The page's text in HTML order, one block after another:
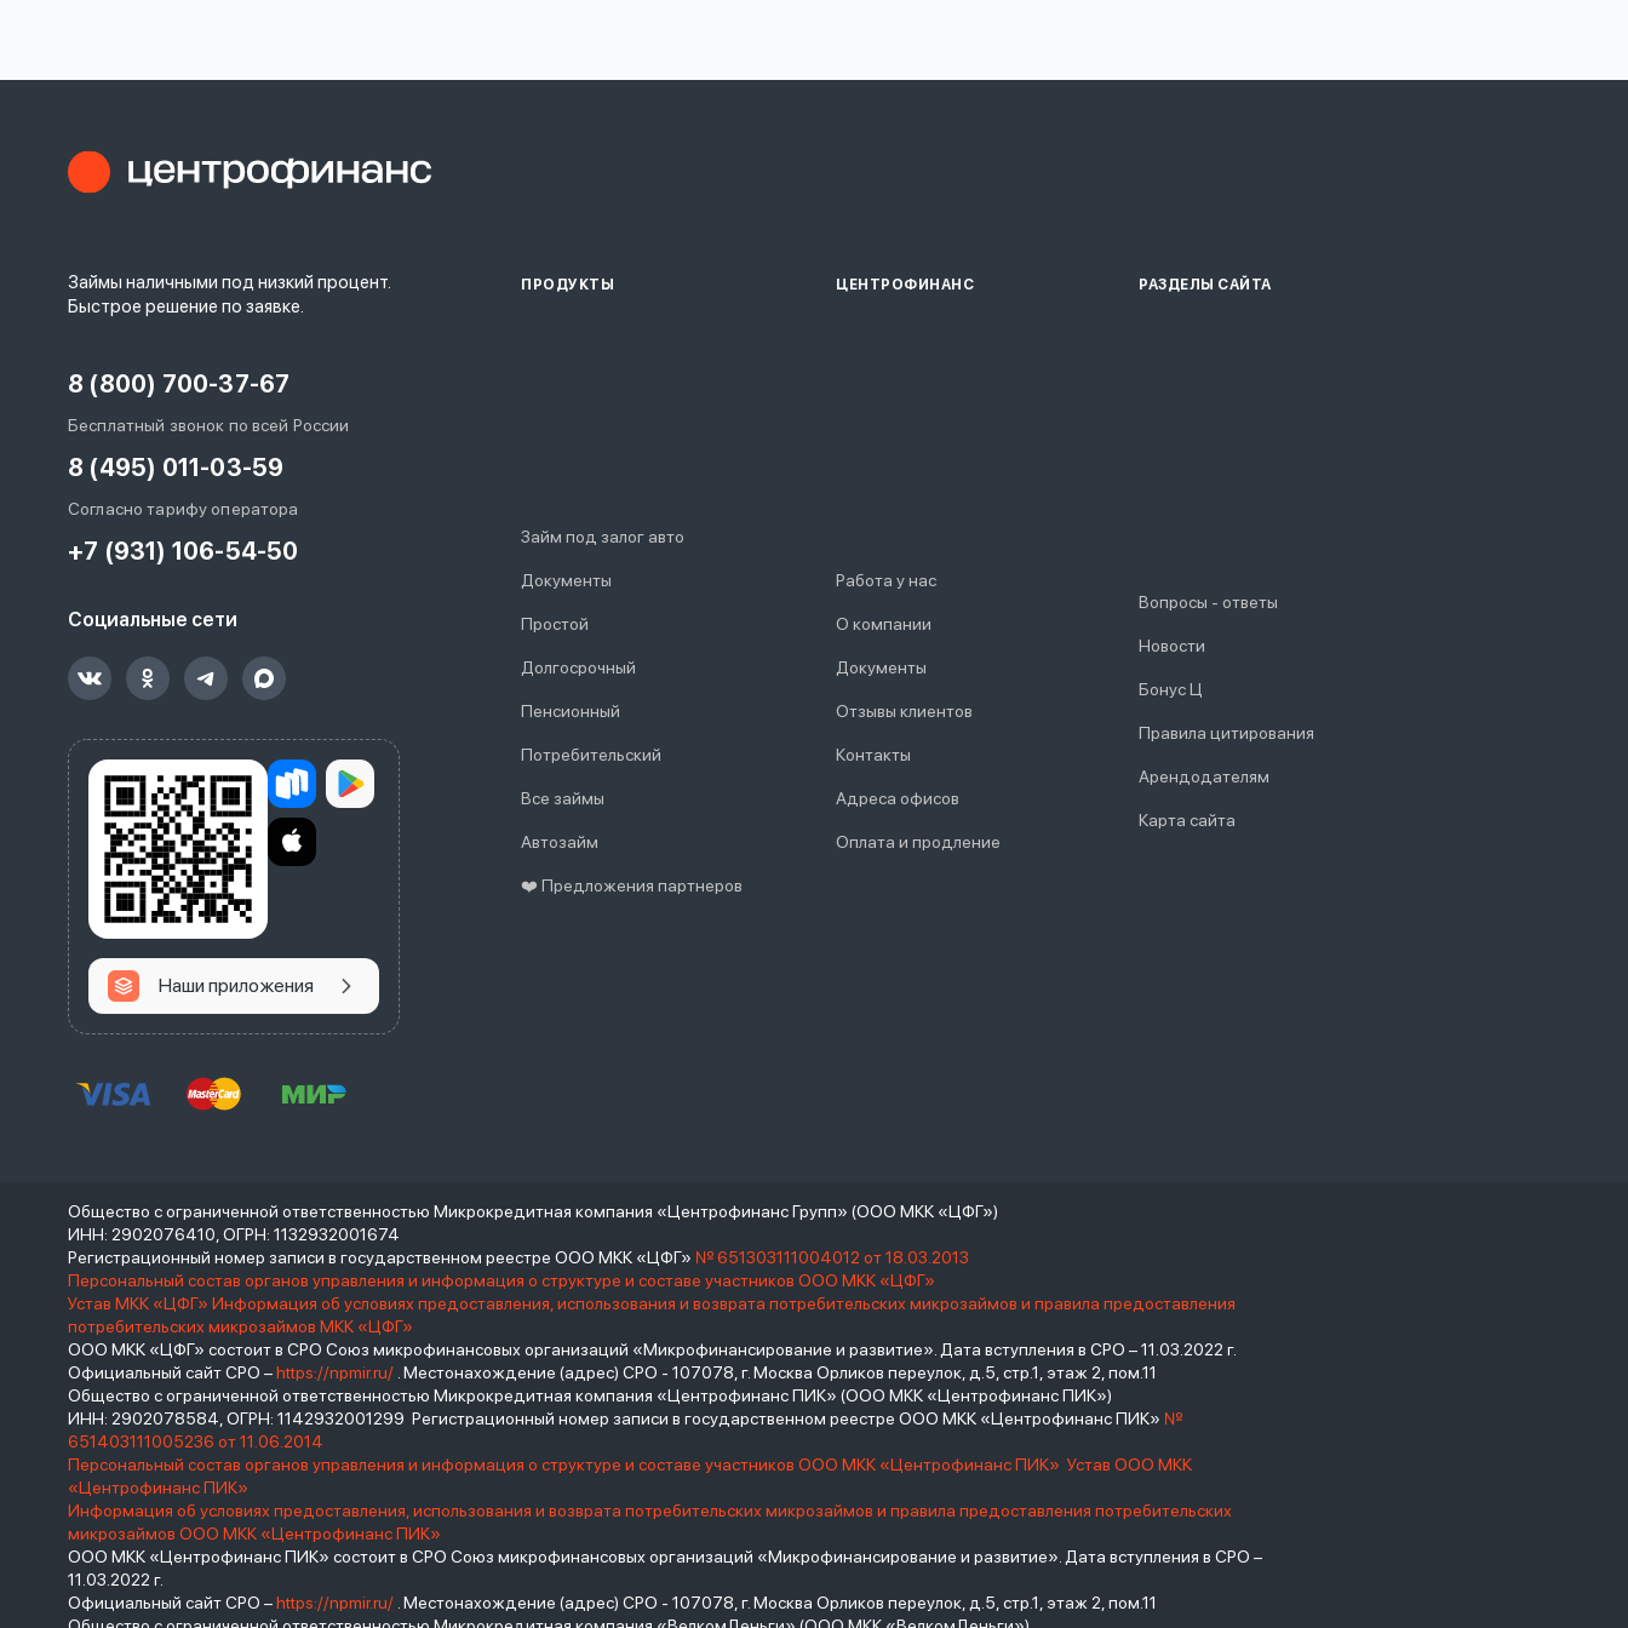
Займы наличными под низкий процент.
Быстрое решение по заявке.
8 (800) 700-37-67
Бесплатный звонок по всей России
8 (495) 011-03-59
Согласно тарифу оператора
+7 (931) 106-54-50
Социальные сети
Наши приложения
ПРОДУКТЫ
Займ под залог авто
Документы
Простой
Долгосрочный
Пенсионный
Потребительский
Все займы
Автозайм
❤️ Предложения партнеров
ЦЕНТРОФИНАНС
Работа у нас
О компании
Документы
Отзывы клиентов
Контакты
Адреса офисов
Оплата и продление
РАЗДЕЛЫ САЙТА
Вопросы - ответы
Новости
Бонус Ц
Правила цитирования
Арендодателям
Карта сайта
Общество с ограниченной ответственностью Микрокредитная компания «Центрофинанс Групп» (ООО МКК «ЦФГ»)
ИНН: 2902076410, ОГРН: 1132932001674
Регистрационный номер записи в государственном реестре ООО МКК «ЦФГ» № 651303111004012 от 18.03.2013
Персональный состав органов управления и информация о структуре и составе участников ООО МКК «ЦФГ»
Устав МКК «ЦФГ» Информация об условиях предоставления, использования и возврата потребительских микрозаймов и правила предоставления
потребительских микрозаймов МКК «ЦФГ»
ООО МКК «ЦФГ» состоит в СРО Союз микрофинансовых организаций «Микрофинансирование и развитие». Дата вступления в СРО – 11.03.2022 г.
Официальный сайт СРО –https://npmir.ru/ . Местонахождение (адрес) СРО - 107078, г. Москва Орликов переулок, д.5, стр.1, этаж 2, пом.11
Общество с ограниченной ответственностью Микрокредитная компания «Центрофинанс ПИК» (ООО МКК «Центрофинанс ПИК»)
ИНН: 2902078584, ОГРН: 1142932001299 Регистрационный номер записи в государственном реестре ООО МКК «Центрофинанс ПИК» №
651403111005236 от 11.06.2014
Персональный состав органов управления и информация о структуре и составе участников ООО МКК «Центрофинанс ПИК» Устав ООО МКК
«Центрофинанс ПИК»
Информация об условиях предоставления, использования и возврата потребительских микрозаймов и правила предоставления потребительских
микрозаймов ООО МКК «Центрофинанс ПИК»
ООО МКК «Центрофинанс ПИК» состоит в СРО Союз микрофинансовых организаций «Микрофинансирование и развитие». Дата вступления в СРО –
11.03.2022 г.
Официальный сайт СРО –https://npmir.ru/ . Местонахождение (адрес) СРО - 107078, г. Москва Орликов переулок, д.5, стр.1, этаж 2, пом.11
Войти под другим номером